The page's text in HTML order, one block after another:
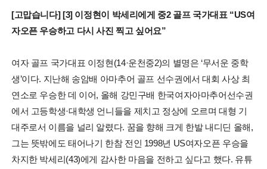
[고맙습니다] [3] 이정현이 박세리에게 중2 골프 국가대표 “US여
자오픈 우승하고 다시 사진 찍고 싶어요”
여자 골프 국가대표 이정현(14·운천중2)의 별명은 ‘무서운 중학
생’이다. 지난해 송암배 아마추어 골프 선수권에서 대회 사상 최
연소로 우승한 데 이어, 올해 강민구배 한국여자아마추어선수권
에서 고등학생·대학생 언니들을 제치고 정상에 오르며 대형 기
대주로서 이름을 널리 알렸다. 꿈을 향해 크게 한발 내디딘 올해,
그는 뜻밖에도 태어나기 한참 전인 1998년 US여자오픈 우승을
차지한 박세리(43)에게 감사한 마음을 전하고 싶다고 했다. 유튜